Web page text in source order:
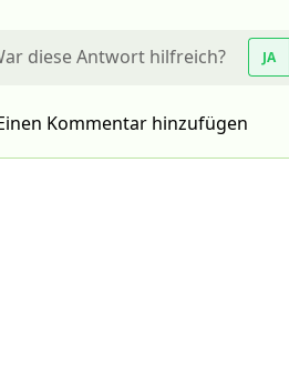
diese Antwort hilfreich? JA
Kommentar hinzufügen